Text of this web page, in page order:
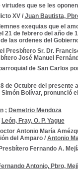
que se les oponen
XV / Juan Bautista,
exequias que el
21 de febrero del año de
las ordenes del
Presbítero Sr. Dr.
José Manuel
de San Carlos
de Octubre del presente
Bolívar, pronunció
; Demetrio Mendoza
León, Fray, O. P. Yague
Antonio María
del Amparo / Antonio
Fernando A.
Antonio, Pbro,